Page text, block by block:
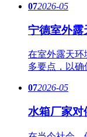
072026-05
宁德室外露
在室外露天环
多要点，以确
072026-05
水箱厂家对